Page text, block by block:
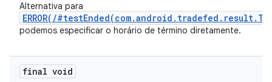
Alternativa para
ERROR(/
podemos especificar o horário de término diretamente.
final void